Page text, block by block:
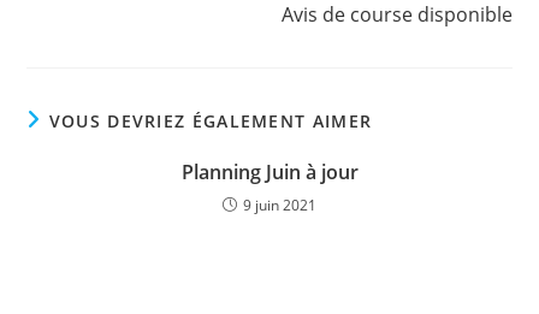
Avis de course disponible
VOUS DEVRIEZ ÉGALEMENT AIMER
Planning Juin à jour
9 juin 2021